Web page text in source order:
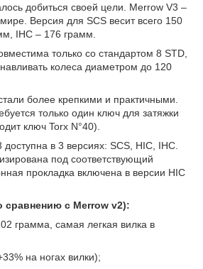
добиться своей цели. Merrow V3 –
Версия для SCS весит всего 150
IHC – 176 грамм.
только со стандартом 8 STD,
колеса диаметром до 120
более крепкими и практичными.
только один ключ для затяжки
ключ Torx N°40).
в 3 версиях: SCS, HIC, IHC.
под соответствующий
прокладка включена в версии HIC
с Merrow v2):
грамма, самая легкая вилка в
на ногах вилки);